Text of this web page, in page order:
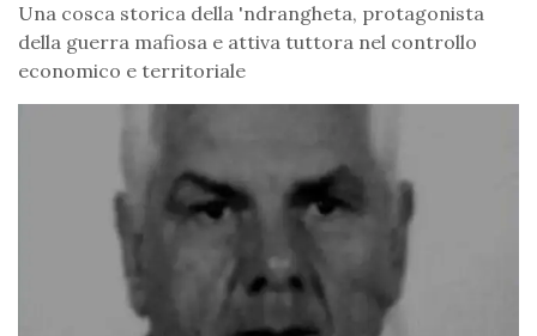
Una cosca storica della 'ndrangheta, protagonista
della guerra mafiosa e attiva tuttora nel controllo
economico e territoriale